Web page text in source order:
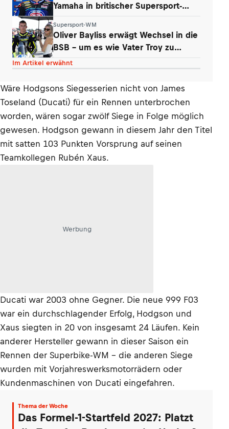
Yamaha in britischer Supersport-
Supersport-WM
Oliver Bayliss erwägt Wechsel in die
BSB – um es wie Vater Troy zu
machen?
Im Artikel erwähnt
Wäre Hodgsons Siegesserien nicht von James
Toseland (Ducati) für ein Rennen unterbrochen
worden, wären sogar zwölf Siege in Folge möglich
gewesen. Hodgson gewann in diesem Jahr den Titel
mit satten 103 Punkten Vorsprung auf seinen
Teamkollegen Rubén Xaus.
Werbung
Ducati war 2003 ohne Gegner. Die neue 999 F03
war ein durchschlagender Erfolg, Hodgson und
Xaus siegten in 20 von insgesamt 24 Läufen. Kein
anderer Hersteller gewann in dieser Saison ein
Rennen der Superbike-WM – die anderen Siege
wurden mit Vorjahreswerksmotorrädern oder
Kundenmaschinen von Ducati eingefahren.
Thema der Woche
Das Formel-1-Startfeld 2027: Platzt